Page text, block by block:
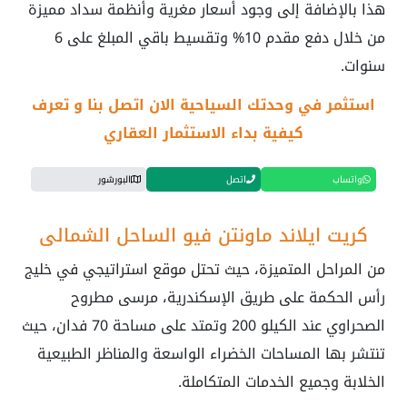
هذا بالإضافة إلى وجود أسعار مغرية وأنظمة سداد مميزة
من خلال دفع مقدم 10% وتقسيط باقي المبلغ على 6
سنوات.
استثمر في وحدتك السياحية الان اتصل بنا و تعرف
كيفية بداء الاستثمار العقاري
واتساب اتصل البورشور
كريت ايلاند ماونتن فيو الساحل الشمالي
من المراحل المتميزة، حيث تحتل موقع استراتيجي في خليج
رأس الحكمة على طريق الإسكندرية، مرسى مطروح
الصحراوي عند الكيلو 200 وتمتد على مساحة 70 فدان، حيث
تنتشر بها المساحات الخضراء الواسعة والمناظر الطبيعية
الخلابة وجميع الخدمات المتكاملة.